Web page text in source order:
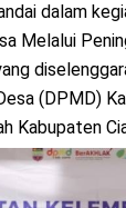
dalam
Melalui
(DPMD)
Kabupaten